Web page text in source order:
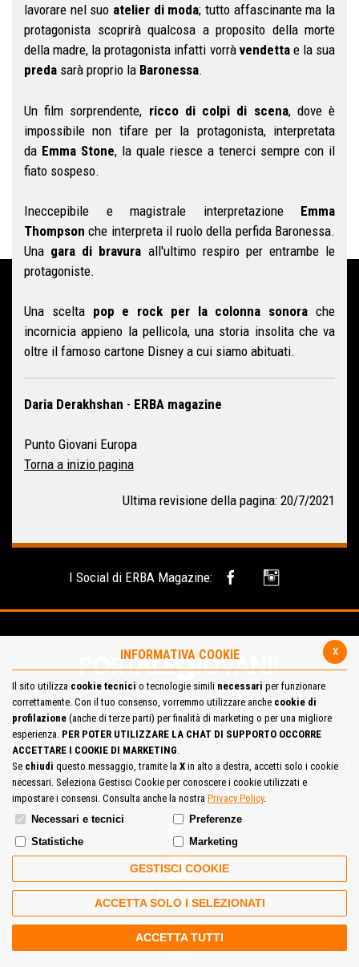
lavorare nel suo atelier di moda; tutto affascinante ma la
protagonista scoprirà qualcosa a proposito della morte
della madre, la protagonista infatti vorrà vendettae la sua
preda sarà proprio la Baronessa.
Un film sorprendente, ricco di colpi di scena, dove è
impossibile non tifare per la protagonista, interpretata
da Emma Stone, la quale riesce a tenerci sempre con il
fiato sospeso.
Ineccepibile e magistrale interpretazione Emma
Thompson che interpreta il ruolo della perfida Baronessa.
Una gara di bravura all'ultimo respiro per entrambe le
protagoniste.
Una scelta pop e rock per la colonna sonora che
incornicia appieno la pellicola, una storia insolita che va
oltre il famoso cartone Disney a cui siamo abituati.
Daria Derakhshan - ERBA magazine
Punto Giovani Europa
Torna a inizio pagina
Ultima revisione della pagina: 20/7/2021
I Social di ERBA Magazine:
Mappa del Sito Privacy Policy Cookie Policy
Contatta la redazione
Cosa pensi del portale
Comune di Prato
Tweet
x
INFORMATIVA COOKIE
Il sito utilizza cookie tecnici o tecnologie simili necessari per funzionare
correttamente. Con il tuo consenso, vorremmo utilizzare anche cookie di
profilazione (anche di terze parti) per finalità di marketing o per una migliore
esperienza. PER POTER UTILIZZARE LA CHAT DI SUPPORTO OCCORRE
ACCETTARE I COOKIE DI MARKETING.
Se chiudi questo messaggio, tramite la X in alto a destra, accetti solo i cookie
necessari. Seleziona Gestisci Cookie per conoscere i cookie utilizzati e
impostare i consensi. Consulta anche la nostra Privacy Policy.
Necessari e tecnici
Preferenze
Statistiche
Marketing
GESTISCI COOKIE
ACCETTA SOLO I SELEZIONATI
ACCETTA TUTTI